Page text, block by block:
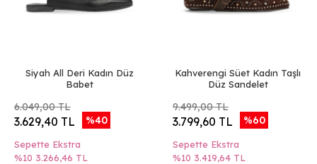
Siyah All Deri Kadın Düz
Babet
6.049,00 TL
3.629,40 TL %40
Sepette Ekstra
%10 3.266,46 TL
Kahverengi Süet Kadın Taşlı
Düz Sandelet
9.499,00 TL
3.799,60 TL %60
Sepette Ekstra
%10 3.419,64 TL